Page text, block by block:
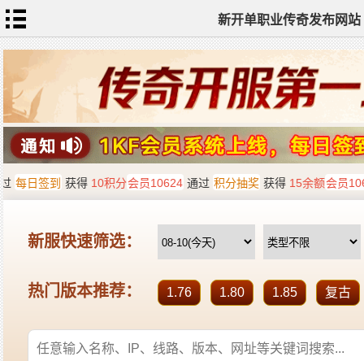
新开单职业传奇发布网站
网
站
首
页
单
职
业
传
奇
迷
失
传
奇
神
器
单
职
业
打
金
传
奇
sf
新
开
单
职
业
传
奇
全
站
标
签